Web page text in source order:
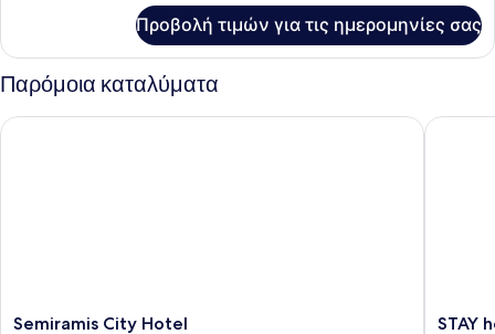
Δωμάτιο
(Twin),
Μπαλκόνι,
Μερική
Θέα
Προβολή τιμών για τις ημερομηνίες σας
Παρόμοια καταλύματα
Semiramis
Semiramis City Hotel
Semiramis City Hotel
STAY
STAY
STAY